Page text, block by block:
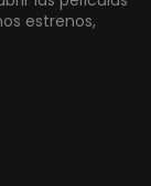
estrenos,